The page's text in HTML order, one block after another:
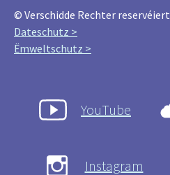
© Verschidde Rechter reservéiert
Dateschutz >
Ëmweltschutz >
YouTube
Instagram